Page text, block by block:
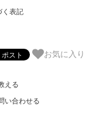
く表記
お気に入り
える
い合わせる